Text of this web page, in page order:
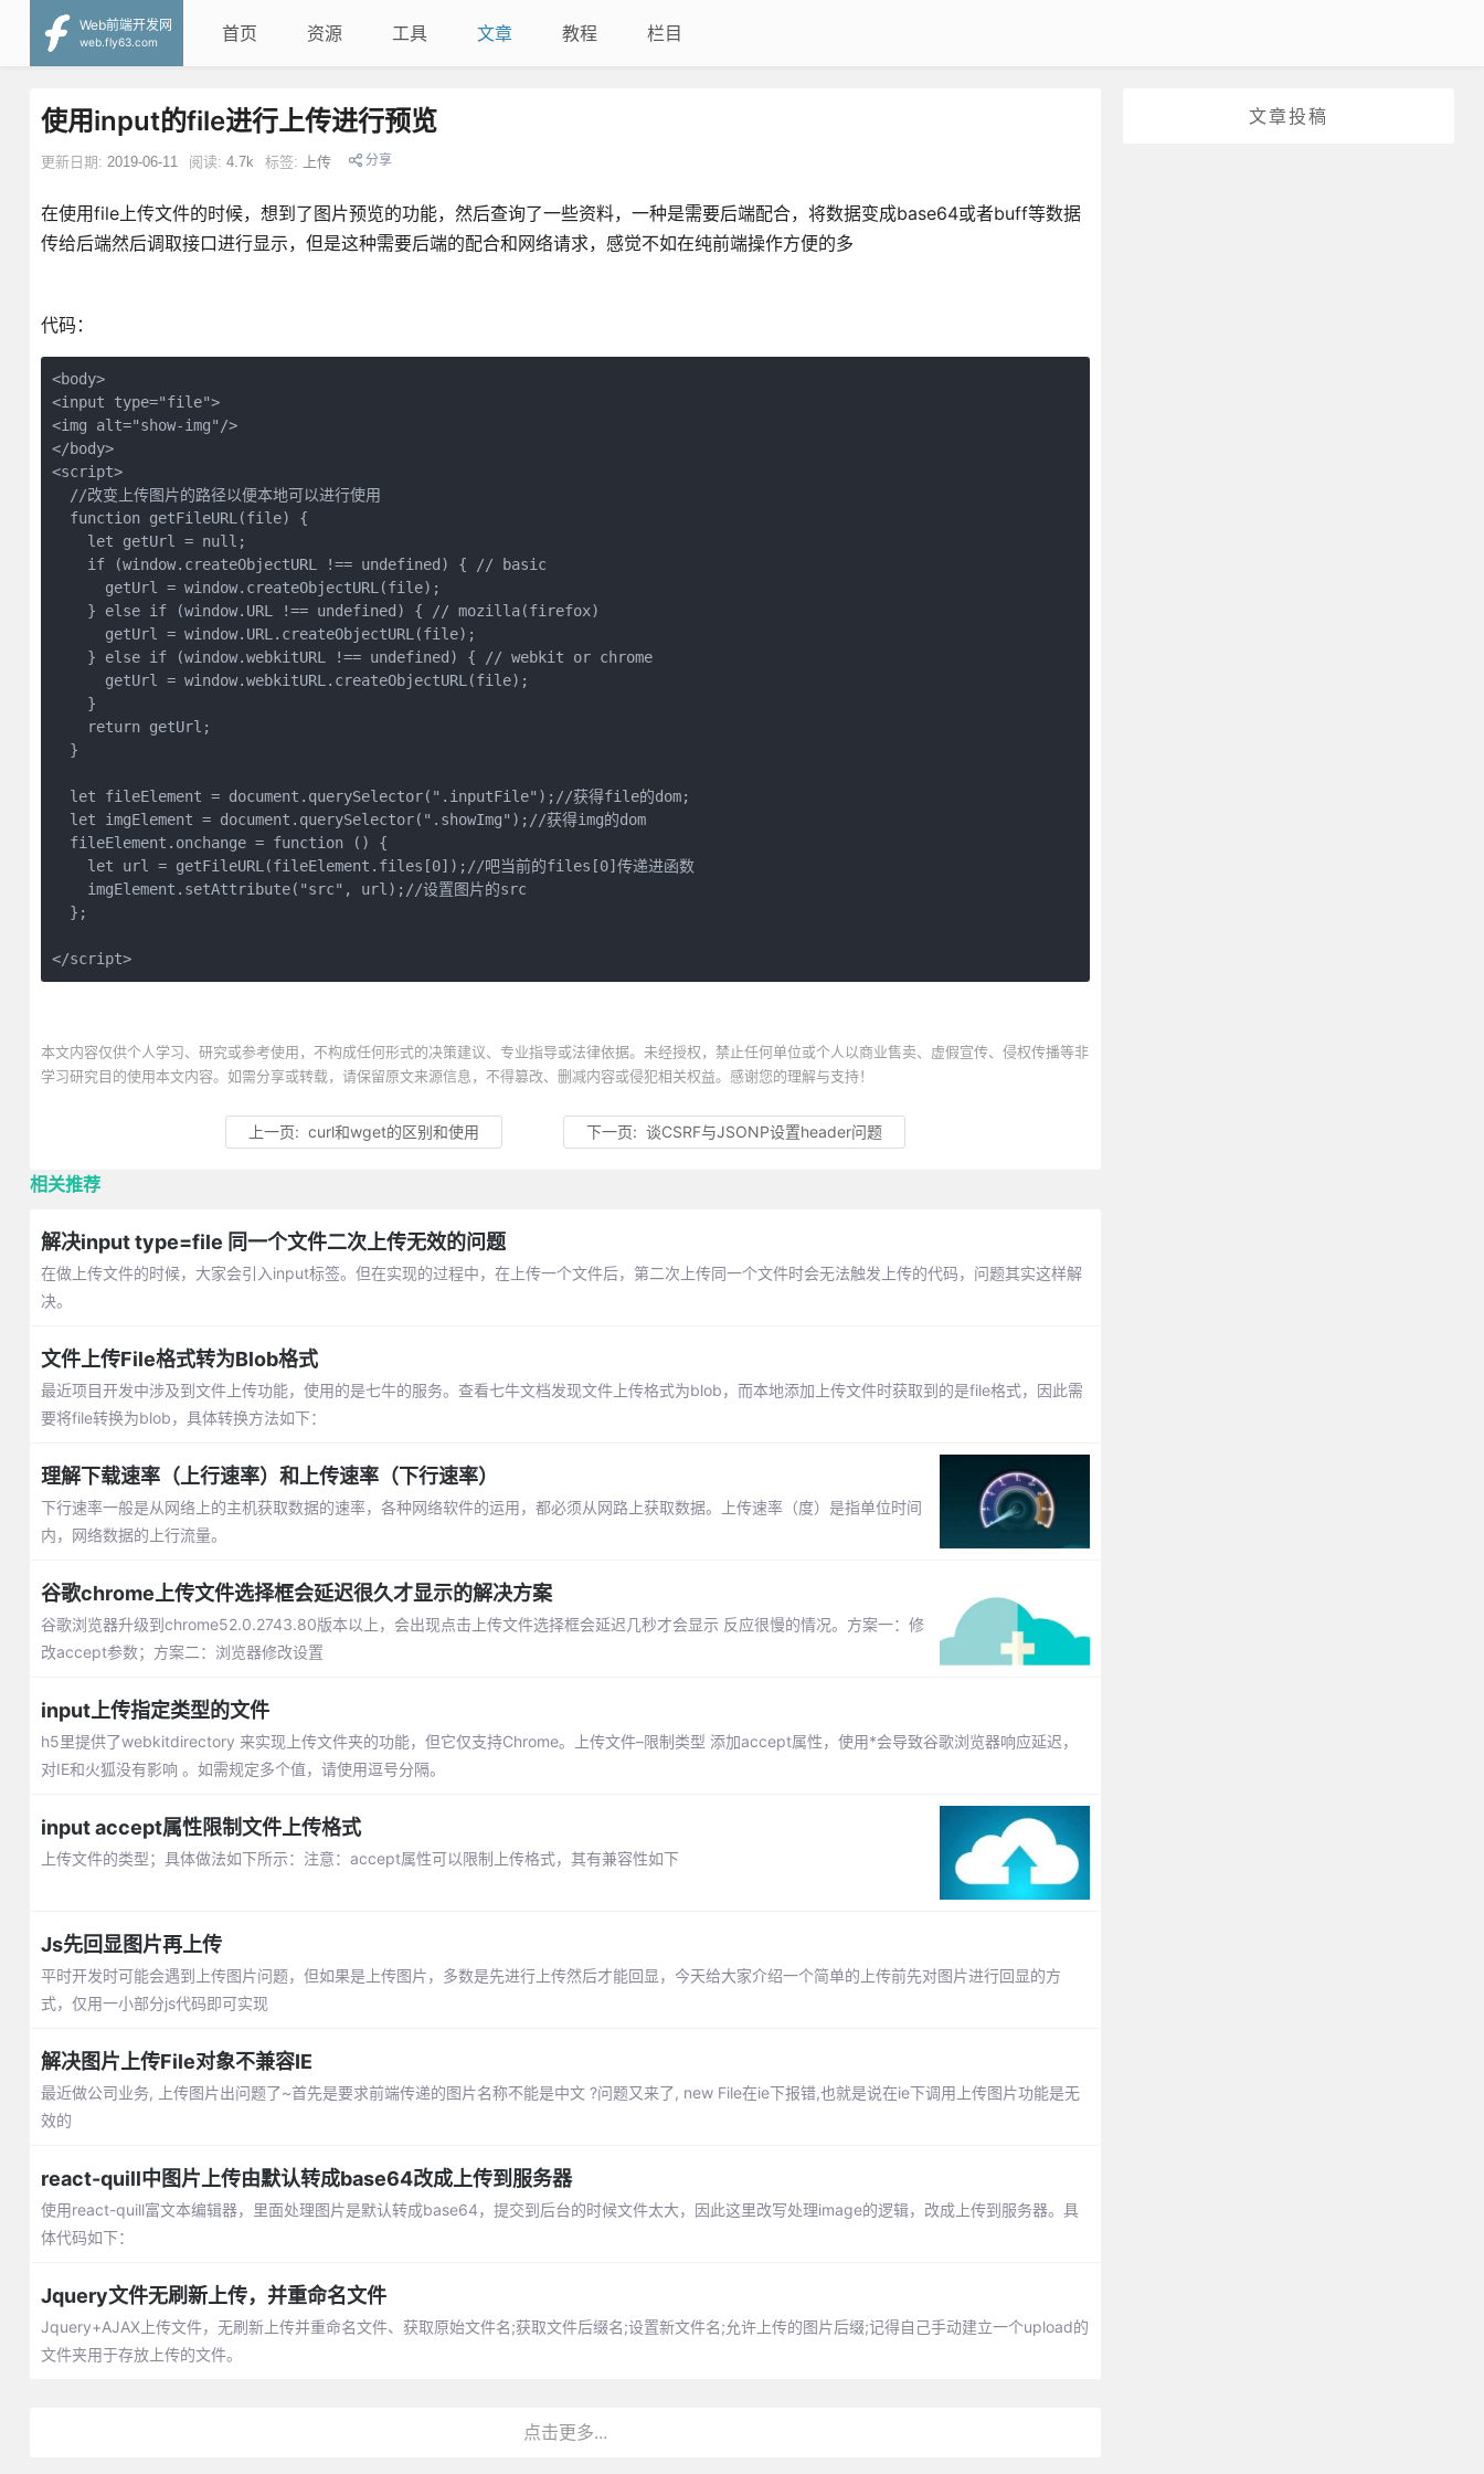
Web前端开发网
web.fly63.com
首页 资源 工具 文章 教程 栏目
文章投稿
使用input的file进行上传进行预览
更新日期: 2019-06-11 阅读: 4.7k 标签: 上传 分享
在使用file上传文件的时候，想到了图片预览的功能，然后查询了一些资料，一种是需要后端配合，将数据变成base64或者buff等数据
传给后端然后调取接口进行显示，但是这种需要后端的配合和网络请求，感觉不如在纯前端操作方便的多
代码：
<body>
<input type="file">
<img alt="show-img"/>
</body>
<script>
  //改变上传图片的路径以便本地可以进行使用
  function getFileURL(file) {
    let getUrl = null;
    if (window.createObjectURL !== undefined) { // basic
      getUrl = window.createObjectURL(file);
    } else if (window.URL !== undefined) { // mozilla(firefox)
      getUrl = window.URL.createObjectURL(file);
    } else if (window.webkitURL !== undefined) { // webkit or chrome
      getUrl = window.webkitURL.createObjectURL(file);
    }
    return getUrl;
  }
  let fileElement = document.querySelector(".inputFile");//获得file的dom;
  let imgElement = document.querySelector(".showImg");//获得img的dom
  fileElement.onchange = function () {
    let url = getFileURL(fileElement.files[0]);//吧当前的files[0]传递进函数
    imgElement.setAttribute("src", url);//设置图片的src
  };
</script>
本文内容仅供个人学习、研究或参考使用，不构成任何形式的决策建议、专业指导或法律依据。未经授权，禁止任何单位或个人以商业售卖、虚假宣传、侵权传播等非
学习研究目的使用本文内容。如需分享或转载，请保留原文来源信息，不得篡改、删减内容或侵犯相关权益。感谢您的理解与支持！
上一页: curl和wget的区别和使用 下一页: 谈CSRF与JSONP设置header问题
相关推荐
解决input type=file 同一个文件二次上传无效的问题
在做上传文件的时候，大家会引入input标签。但在实现的过程中，在上传一个文件后，第二次上传同一个文件时会无法触发上传的代码，问题其实这样解
决。
文件上传File格式转为Blob格式
最近项目开发中涉及到文件上传功能，使用的是七牛的服务。查看七牛文档发现文件上传格式为blob，而本地添加上传文件时获取到的是file格式，因此需
要将file转换为blob，具体转换方法如下：
理解下载速率（上行速率）和上传速率（下行速率）
下行速率一般是从网络上的主机获取数据的速率，各种网络软件的运用，都必须从网路上获取数据。上传速率（度）是指单位时间
内，网络数据的上行流量。
谷歌chrome上传文件选择框会延迟很久才显示的解决方案
谷歌浏览器升级到chrome52.0.2743.80版本以上，会出现点击上传文件选择框会延迟几秒才会显示 反应很慢的情况。方案一：修
改accept参数；方案二：浏览器修改设置
input上传指定类型的文件
h5里提供了webkitdirectory 来实现上传文件夹的功能，但它仅支持Chrome。上传文件–限制类型 添加accept属性，使用*会导致谷歌浏览器响应延迟，
对IE和火狐没有影响 。如需规定多个值，请使用逗号分隔。
input accept属性限制文件上传格式
上传文件的类型；具体做法如下所示：注意：accept属性可以限制上传格式，其有兼容性如下
Js先回显图片再上传
平时开发时可能会遇到上传图片问题，但如果是上传图片，多数是先进行上传然后才能回显，今天给大家介绍一个简单的上传前先对图片进行回显的方
式，仅用一小部分js代码即可实现
解决图片上传File对象不兼容IE
最近做公司业务, 上传图片出问题了~首先是要求前端传递的图片名称不能是中文 ?问题又来了, new File在ie下报错,也就是说在ie下调用上传图片功能是无
效的
react-quill中图片上传由默认转成base64改成上传到服务器
使用react-quill富文本编辑器，里面处理图片是默认转成base64，提交到后台的时候文件太大，因此这里改写处理image的逻辑，改成上传到服务器。具
体代码如下：
Jquery文件无刷新上传，并重命名文件
Jquery+AJAX上传文件，无刷新上传并重命名文件、获取原始文件名;获取文件后缀名;设置新文件名;允许上传的图片后缀;记得自己手动建立一个upload的
文件夹用于存放上传的文件。
点击更多...